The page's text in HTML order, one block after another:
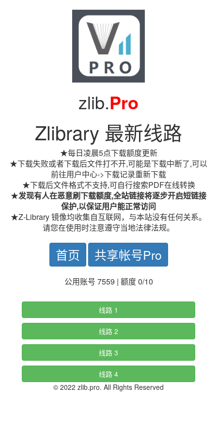
zlib.Pro
Zlibrary 最新线路
★每日凌晨5点下载额度更新
★下载失败或者下载后文件打不开,可能是下载中断了,可以
前往用户中心->下载记录重新下载
★下载后文件格式不支持,可自行搜索PDF在线转换
★发现有人在恶意刷下载额度,全站链接将逐步开启短链接
保护,以保证用户能正常访问
★Z-Library 镜像均收集自互联网，与本站没有任何关系。
请您在使用时注意遵守当地法律法规。
首页 共享帐号Pro
公用账号 7559 | 额度 0/10
线路 1
线路 2
线路 3
线路 4
© 2022 zlib.pro. All Rights Reserved